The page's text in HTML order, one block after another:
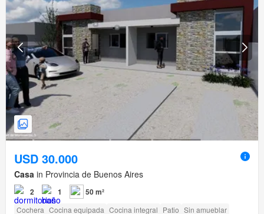
USD 30.000
Casa in Provincia de Buenos Aires
2 1 50 m²
Cochera Cocina equipada Cocina integral Patio Sin amueblar